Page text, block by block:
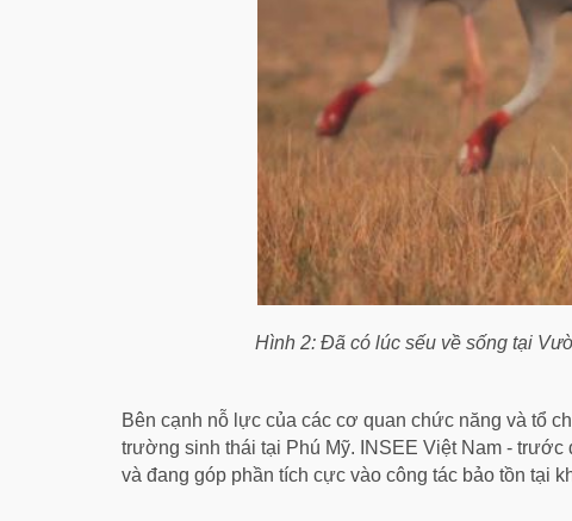
Hình 2: Đã có lúc sếu về sống tại
Bên cạnh nỗ lực của các cơ quan chức năng và tổ
trường sinh thái tại Phú Mỹ. INSEE Việt Nam -
và đang góp phần tích cực vào công tác bảo tồn tại